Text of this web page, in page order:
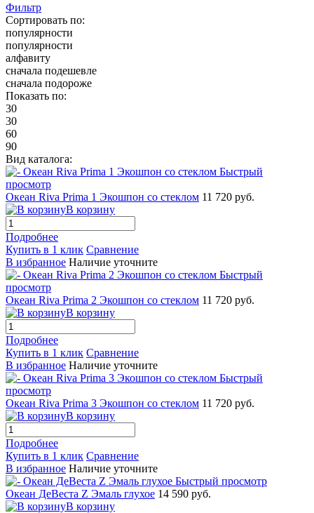
Фильтр
Сортировать по:
популярности
популярности
алфавиту
сначала подешевле
сначала подороже
Показать по:
30
30
60
90
Вид каталога:
Быстрый
просмотр
Океан Riva Prima 1 Экошпон со стеклом 11 720 руб.
В корзину
Подробнее
Купить в 1 клик Сравнение
В избранное Наличие уточните
Быстрый
просмотр
Океан Riva Prima 2 Экошпон со стеклом 11 720 руб.
В корзину
Подробнее
Купить в 1 клик Сравнение
В избранное Наличие уточните
Быстрый
просмотр
Океан Riva Prima 3 Экошпон со стеклом 11 720 руб.
В корзину
Подробнее
Купить в 1 клик Сравнение
В избранное Наличие уточните
Быстрый просмотр
Океан ДеВеста Z Эмаль глухое 14 590 руб.
В корзину